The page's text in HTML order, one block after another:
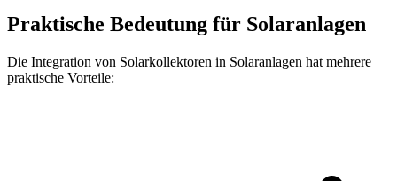
Praktische Bedeutung für Solaranlagen
Die Integration von Solarkollektoren in Solaranlagen hat mehrere
praktische Vorteile: